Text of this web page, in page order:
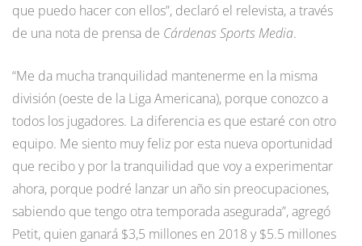
que puedo hacer con ellos”, declaró el relevista, a través
de una nota de prensa de Cárdenas Sports Media.
“Me da mucha tranquilidad mantenerme en la misma
división (oeste de la Liga Americana), porque conozco a
todos los jugadores. La diferencia es que estaré con otro
equipo. Me siento muy feliz por esta nueva oportunidad
que recibo y por la tranquilidad que voy a experimentar
ahora, porque podré lanzar un año sin preocupaciones,
sabiendo que tengo otra temporada asegurada”, agregó
Petit, quien ganará $3,5 millones en 2018 y $5.5 millones